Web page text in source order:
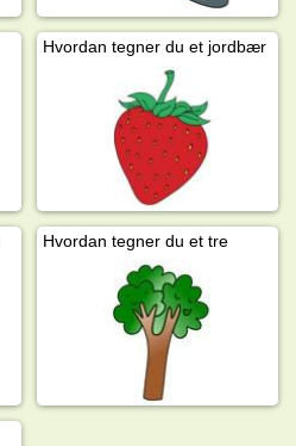
Hvordan tegner du et jordbær
Hvordan tegner du et tre